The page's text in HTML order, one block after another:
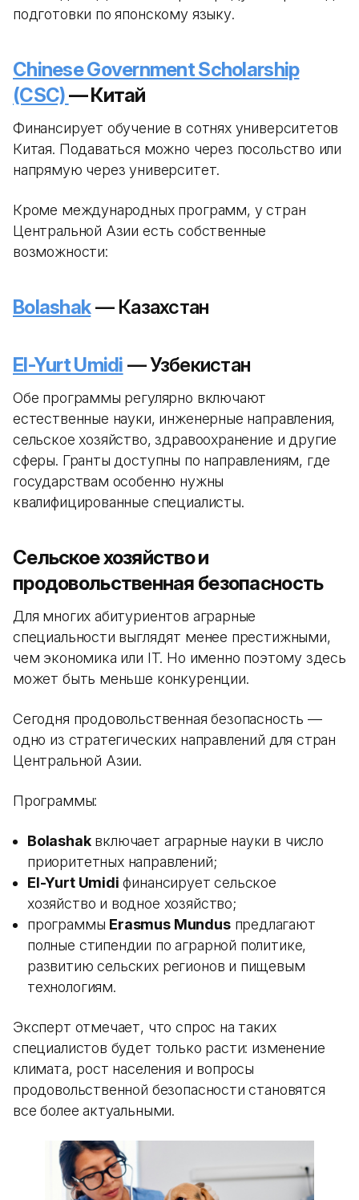
подготовки по японскому языку.
Chinese Government Scholarship
(CSC)— Китай
Финансирует обучение в сотнях университетов
Китая. Подаваться можно через посольство или
напрямую через университет.
Кроме международных программ, у стран
Центральной Азии есть собственные
возможности:
Bolashak— Казахстан
El-Yurt Umidi — Узбекистан
Обе программы регулярно включают
естественные науки, инженерные направления,
сельское хозяйство, здравоохранение и другие
сферы. Гранты доступны по направлениям, где
государствам особенно нужны
квалифицированные специалисты.
Сельское хозяйство и
продовольственная безопасность
Для многих абитуриентов аграрные
специальности выглядят менее престижными,
чем экономика или IT. Но именно поэтому здесь
может быть меньше конкуренции.
Сегодня продовольственная безопасность —
одно из стратегических направлений для стран
Центральной Азии.
Программы:
Bolashakвключает аграрные науки в число
приоритетных направлений;
El-Yurt Umidi финансирует сельское
хозяйство и водное хозяйство;
программы Erasmus Mundusпредлагают
полные стипендии по аграрной политике,
развитию сельских регионов и пищевым
технологиям.
Эксперт отмечает, что спрос на таких
специалистов будет только расти: изменение
климата, рост населения и вопросы
продовольственной безопасности становятся
все более актуальными.